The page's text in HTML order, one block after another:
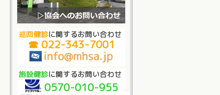
巡回健診に関するお問い合わせ
☎ 022-343-7001
施設健診に関するお問い合わせ
0570-010-955